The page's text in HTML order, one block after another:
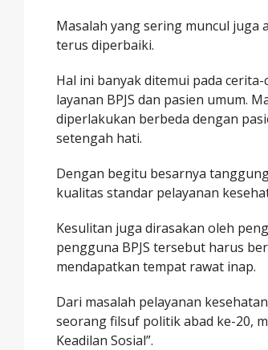
Masalah yang sering muncul juga
terus diperbaiki.
Hal ini banyak ditemui pada
layanan BPJS dan pasien umum.
diperlakukan berbeda dengan
setengah hati.
Dengan begitu besarnya
kualitas standar pelayanan
Kesulitan juga dirasakan oleh
pengguna BPJS tersebut harus
mendapatkan tempat rawat inap.
Dari masalah pelayanan
seorang filsuf politik abad ke-20,
Keadilan Sosial”.